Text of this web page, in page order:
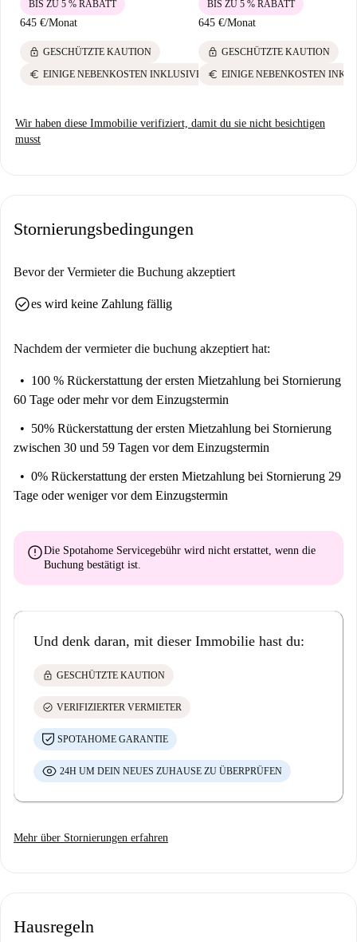
645 €/Monat
BIS ZU 5 % RABATT
lock GESCHÜTZTE KAUTION
euro EINIGE NEBENKOSTEN INKLUSIVE
645 €/Monat
BIS ZU 5 % RABATT
lock GESCHÜTZTE KAUTION
euro EINIGE NEBENKOSTEN
Wir haben diese Immobilie verifiziert, damit du sie nicht besichtigen
musst
Stornierungsbedingungen
Bevor der Vermieter die Buchung akzeptiert
check_circlees wird keine Zahlung fällig
Nachdem der vermieter die buchung akzeptiert hat:
100 % Rückerstattung der ersten Mietzahlung bei Stornierung
60 Tage oder mehr vor dem Einzugstermin
50% Rückerstattung der ersten Mietzahlung bei Stornierung
zwischen 30 und 59 Tagen vor dem Einzugstermin
0% Rückerstattung der ersten Mietzahlung bei Stornierung 29
Tage oder weniger vor dem Einzugstermin
errorDie Spotahome Servicegebühr wird nicht erstattet , wenn die
Buchung bestätigt ist.
Und denk daran, mit dieser Immobilie hast du:
lock GESCHÜTZTE KAUTION
check_circle VERIFIZIERTER VERMIETER
SPOTAHOME GARANTIE
24H UM DEIN NEUES ZUHAUSE ZU ÜBERPRÜFEN
Mehr über Stornierungen erfahren
Hausregeln